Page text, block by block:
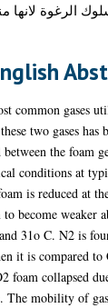
الرغوة
common gases
two gases has
between the foam
conditions at
is reduced at
become weaker
31o C. N2 is
it is compared
foam collapsed
The mobility of